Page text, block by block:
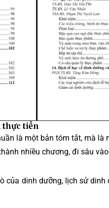
thực tiễn
là một bản tóm tắt, mà là
nhiều chương, đi sâu
của dinh dưỡng, lịch sử